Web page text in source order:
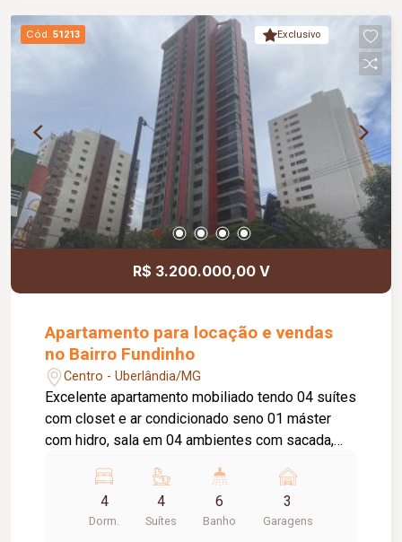
Exclusivo
Cód. 51213
R$ 3.200.000,00 V
Apartamento para locação e vendas
no Bairro Fundinho
Centro - Uberlândia/MG
Excelente apartamento mobiliado tendo 04 suítes
com closet e ar condicionado seno 01 máster
com hidro, sala em 04 ambientes com sacada,
com armário, dependência completa de
empregada, 03 vagas de garagem soltas, portaria
24hrs, salao de festas, saloa de jogos, academia,
4
Dorm.
4
Suítes
6
Banho
3
Garagens